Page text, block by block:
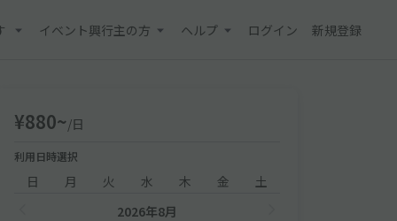
イベント興行主の方 ヘルプ ログイン 新規登録
¥880~/日
利用日時選択
日 月 火 水 木 金
土
2026年8月